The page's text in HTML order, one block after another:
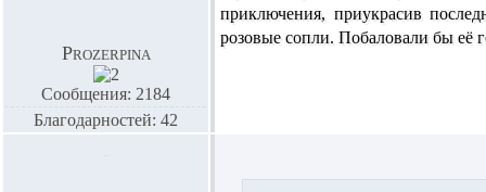
Prozerpina
Сообщения: 2184
Благодарностей: 42
приключения, приукрасив
розовые сопли. Побаловали бы её